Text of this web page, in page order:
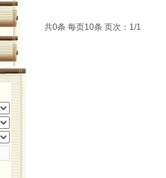
共0条 每页10条 页次：1/1